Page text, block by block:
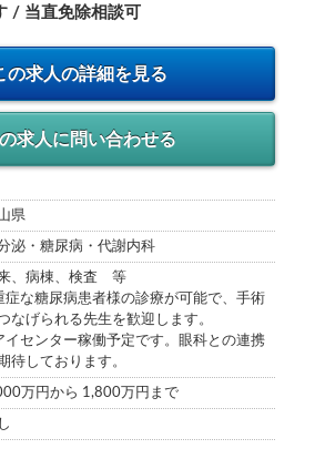
/ 当直免除相談可
の求人の詳細を見る
求人に問い合わせる
県
泌・糖尿病・代謝内科
、病棟、検査 等
症な糖尿病患者様の診療が可能で、手術
なげられる先生を歓迎します。
イセンター稼働予定です。眼科との連携
待しております。
万円から 1,800万円まで